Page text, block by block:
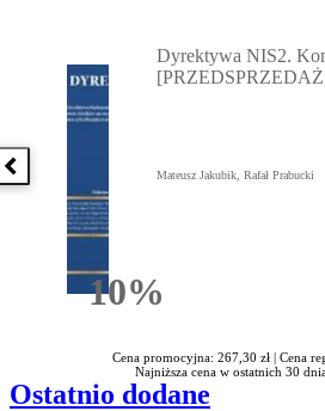
Poprzednia książka
10%Rabatu
Dyrektywa NIS2.
Mateusz Jakubik, Rafał Prabucki
Cena promocyjna: 267,30 zł | Cena
Najniższa cena w ostatnich 30
Ostatnio dodane